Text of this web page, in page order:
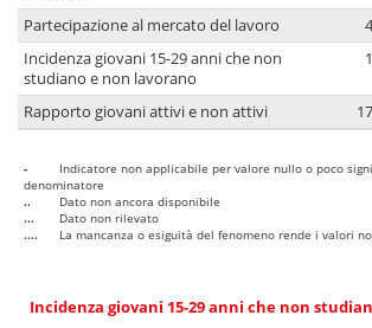
Partecipazione al mercato del lavoro
Incidenza giovani 15-29 anni che non
studiano e non lavorano
Rapporto giovani attivi e non attivi
-
Indicatore non applicabile per valore nullo o poco
denominatore
..
Dato non ancora disponibile
...
Dato non rilevato
....
La mancanza o esiguità del fenomeno rende i valori
Incidenza giovani 15-29 anni che non